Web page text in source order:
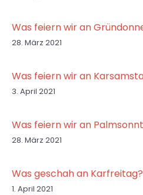
Was feiern wir an
28. März 2021
Was feiern wir an
3. April 2021
Was feiern wir an
28. März 2021
Was geschah an Karfreitag?
1. April 2021